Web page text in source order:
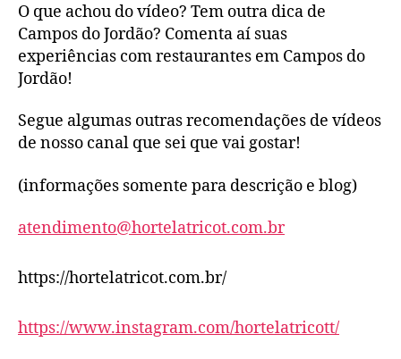
O que achou do vídeo? Tem outra dica de
Campos do Jordão? Comenta aí suas
experiências com restaurantes em Campos do
Jordão!
Segue algumas outras recomendações de vídeos
de nosso canal que sei que vai gostar!
(informações somente para descrição e blog)
atendimento@hortelatricot.com.br
https://hortelatricot.com.br/
https://www.instagram.com/hortelatricott/